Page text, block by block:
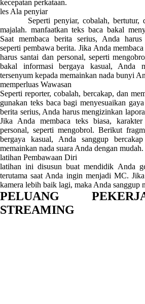
kecepatan perkataan.
les Ala penyiar
Seperti penyiar, cobalah, bertutur,
majalah. manfaatkan teks baca bakal
Saat membaca berita serius, Anda harus
seperti pembawa berita. Jika Anda
harus santai dan personal, seperti
bakal informasi bergaya kasual, Anda
tersenyum kepada memainkan nada bunyi
memperluas Wawasan
Seperti reporter, cobalah, bercakap, dan
gunakan teks baca bagi menyesuaikan
berita serius, Anda harus mengizinkan
Jika Anda membaca teks biasa,
personal, seperti mengobrol. Berikut
bergaya kasual, Anda sanggup
memainkan nada suara Anda dengan mudah.
latihan Pembawaan Diri
latihan ini disusun buat mendidik Anda
terutama saat Anda ingin menjadi MC.
kamera lebih baik lagi, maka Anda sanggup
PELUANG
STREAMING